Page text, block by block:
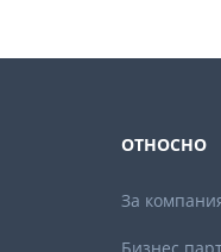
ОТНОСНО
За